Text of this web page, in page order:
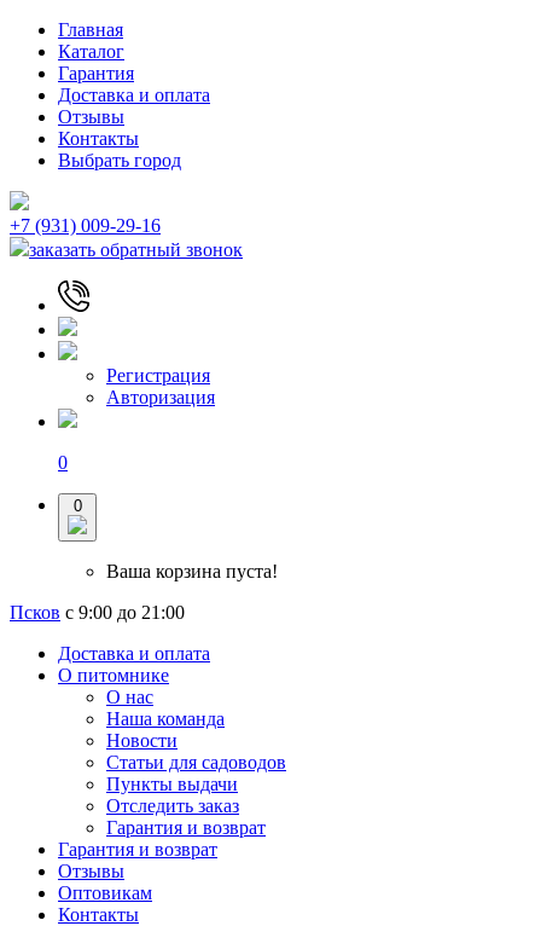
Главная
Каталог
Гарантия
Доставка и оплата
Отзывы
Контакты
Выбрать город
+7 (931) 009-29-16
заказать обратный звонок
Регистрация
Авторизация
0
0
Ваша корзина пуста!
Псков с 9:00 до 21:00
Доставка и оплата
О питомнике
О нас
Наша команда
Новости
Статьи для садоводов
Пункты выдачи
Отследить заказ
Гарантия и возврат
Гарантия и возврат
Отзывы
Оптовикам
Контакты